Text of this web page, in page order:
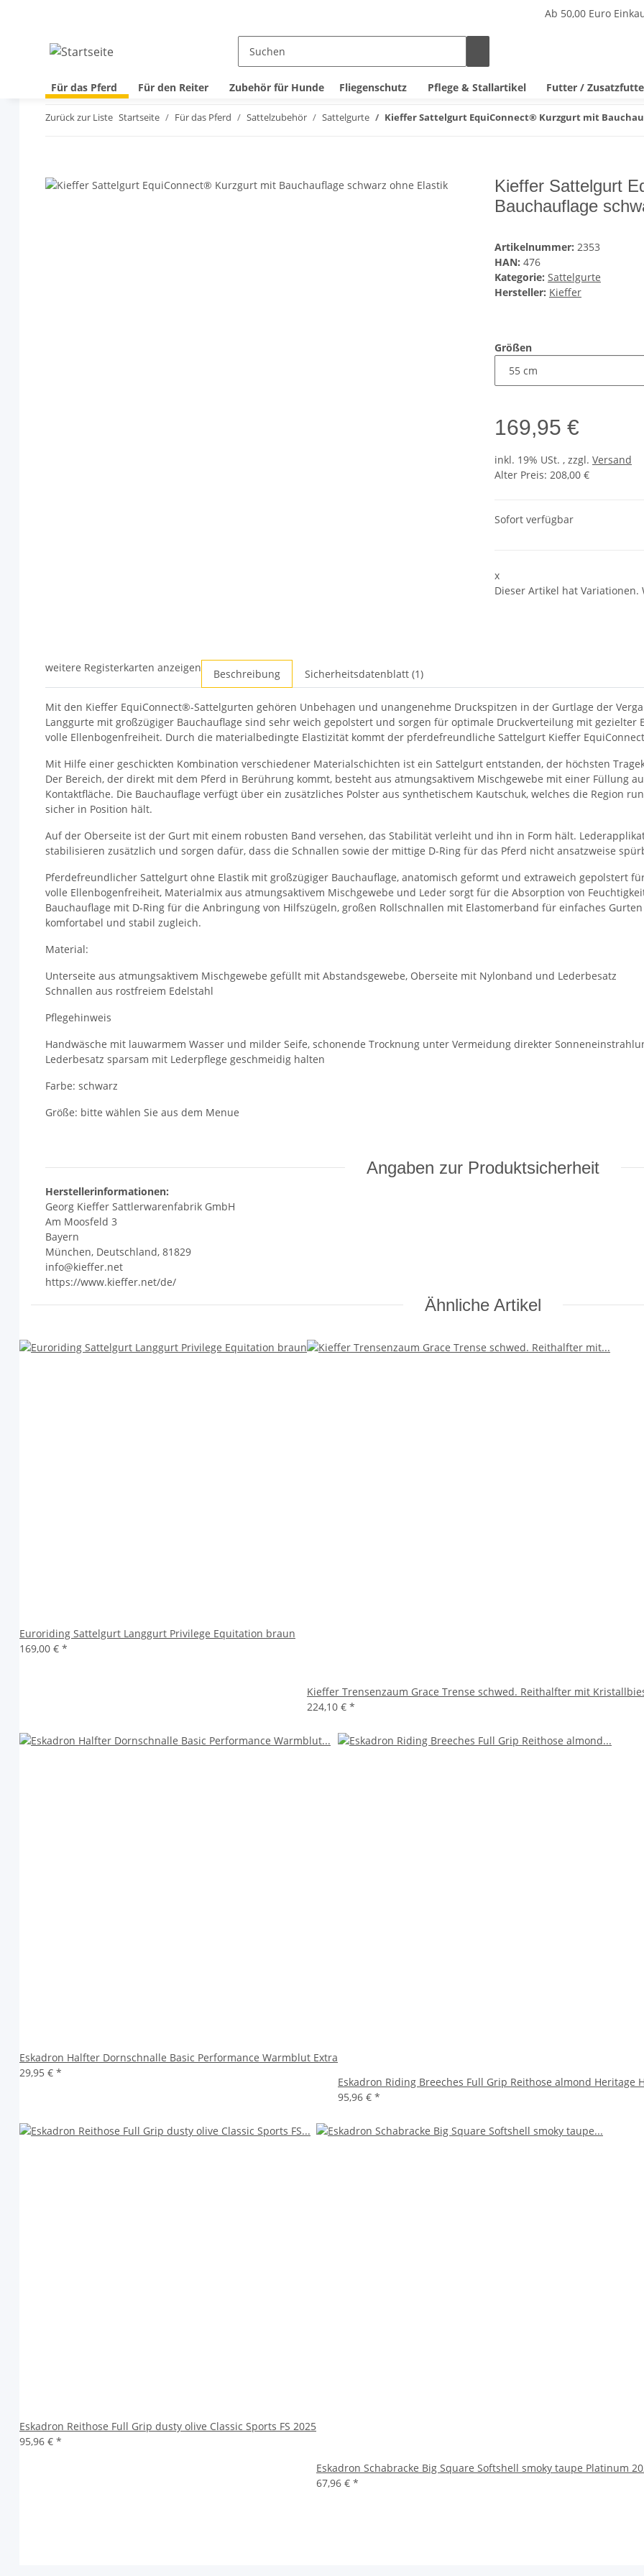
Ab 50,00 Euro
Für das Pferd Für den Reiter Zubehör für Hunde Fliegenschutz Pflege & Stallartikel Futter /
Zurück zur Liste Startseite Für das Pferd Sattelzubehör Sattelgurte Kieffer Sattelgurt EquiConnect® Kurzgurt mit
Kieffer Sattelgurt
Bauchauflage
Artikelnummer: 2353
HAN: 476
Kategorie: Sattelgurte
Hersteller: Kieffer
Größen
169,95 €
inkl. 19% USt. , zzgl. Versand
Alter Preis: 208,00 €
Sofort verfügbar
x
Dieser Artikel hat
weitere Registerkarten anzeigen Beschreibung Sicherheitsdatenblatt (1)
Mit den Kieffer EquiConnect®-Sattelgurten gehören Unbehagen und unangenehme Druckspitzen in der Gurtlage der
Langgurte mit großzügiger Bauchauflage sind sehr weich gepolstert und sorgen für optimale Druckverteilung mit
volle Ellenbogenfreiheit. Durch die materialbedingte Elastizität kommt der pferdefreundliche Sattelgurt Kieffer
Mit Hilfe einer geschickten Kombination verschiedener Materialschichten ist ein Sattelgurt entstanden, der höchsten
Der Bereich, der direkt mit dem Pferd in Berührung kommt, besteht aus atmungsaktivem Mischgewebe mit einer Füllung
Kontaktfläche. Die Bauchauflage verfügt über ein zusätzliches Polster aus synthetischem Kautschuk, welches die Region
sicher in Position hält.
Auf der Oberseite ist der Gurt mit einem robusten Band versehen, das Stabilität verleiht und ihn in Form hält.
stabilisieren zusätzlich und sorgen dafür, dass die Schnallen sowie der mittige D-Ring für das Pferd nicht ansatzweise
Pferdefreundlicher Sattelgurt ohne Elastik mit großzügiger Bauchauflage, anatomisch geformt und extraweich gepolstert
volle Ellenbogenfreiheit, Materialmix aus atmungsaktivem Mischgewebe und Leder sorgt für die Absorption von
Bauchauflage mit D-Ring für die Anbringung von Hilfszügeln, großen Rollschnallen mit Elastomerband für einfaches
komfortabel und stabil zugleich.
Material:
Unterseite aus atmungsaktivem Mischgewebe gefüllt mit Abstandsgewebe, Oberseite mit Nylonband und Lederbesatz
Schnallen aus rostfreiem Edelstahl
Pflegehinweis
Handwäsche mit lauwarmem Wasser und milder Seife, schonende Trocknung unter Vermeidung direkter
Lederbesatz sparsam mit Lederpflege geschmeidig halten
Farbe: schwarz
Größe: bitte wählen Sie aus dem Menue
Angaben zur Produktsicherheit
Herstellerinformationen:
Georg Kieffer Sattlerwarenfabrik GmbH
Am Moosfeld 3
Bayern
München, Deutschland, 81829
info@kieffer.net
https://www.kieffer.net/de/
Ähnliche Artikel
Euroriding Sattelgurt Langgurt Privilege Equitation braun
169,00 € *
Kieffer Trensenzaum Grace Trense schwed. Reithalfter mit
224,10 € *
Eskadron Halfter Dornschnalle Basic Performance Warmblut Extra
29,95 € *
Eskadron Riding Breeches Full Grip Reithose almond Heritage
95,96 € *
Eskadron Reithose Full Grip dusty olive Classic Sports FS 2025
95,96 € *
Eskadron Schabracke Big Square Softshell smoky taupe Platinum
67,96 € *